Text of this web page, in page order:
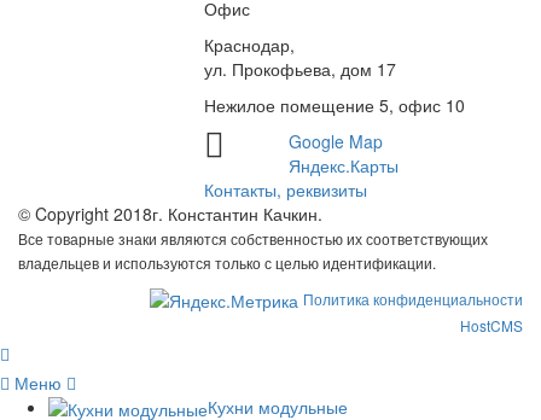
Офис
Краснодар,
ул. Прокофьева, дом 17
Нежилое помещение 5, офис 10
Google Map
Яндекс.Карты
Контакты, реквизиты
© Copyright 2018г. Константин Качкин.
Все товарные знаки являются собственностью их соответствующих
владельцев и используются только с целью идентификации.
Политика конфиденциальности
HostCMS
Меню
Кухни модульные